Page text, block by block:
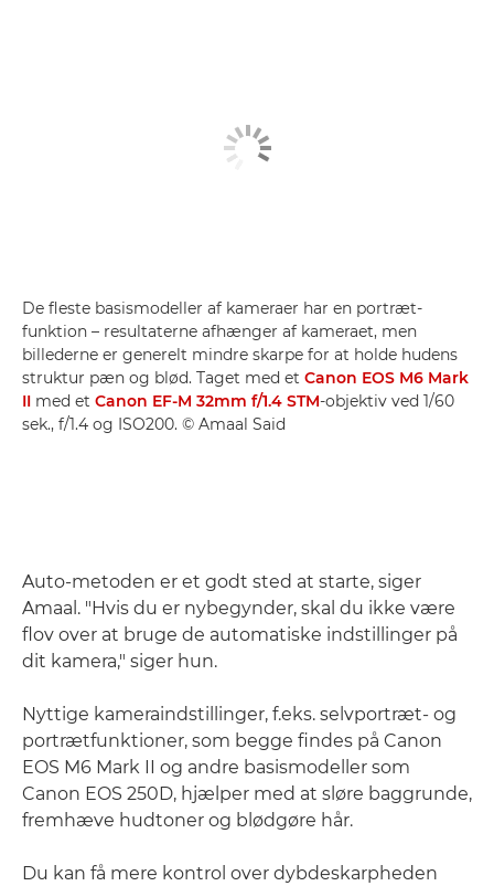
De fleste basismodeller af kameraer har en portræt-
funktion – resultaterne afhænger af kameraet, men
billederne er generelt mindre skarpe for at holde hudens
struktur pæn og blød. Taget med et Canon EOS M6 Mark
II med et Canon EF-M 32mm f/1.4 STM-objektiv ved 1/60
sek., f/1.4 og ISO200. © Amaal Said
Auto-metoden er et godt sted at starte, siger
Amaal. "Hvis du er nybegynder, skal du ikke være
flov over at bruge de automatiske indstillinger på
dit kamera," siger hun.
Nyttige kameraindstillinger, f.eks. selvportræt- og
portrætfunktioner, som begge findes på Canon
EOS M6 Mark II og andre basismodeller som
Canon EOS 250D, hjælper med at sløre baggrunde,
fremhæve hudtoner og blødgøre hår.
Du kan få mere kontrol over dybdeskarpheden